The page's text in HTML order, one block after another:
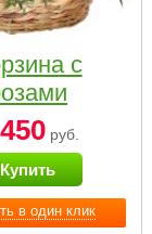
в один клик
с
руб.
Купить